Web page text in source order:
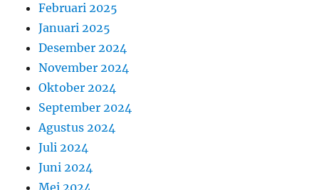
Februari 2025
Januari 2025
Desember 2024
November 2024
Oktober 2024
September 2024
Agustus 2024
Juli 2024
Juni 2024